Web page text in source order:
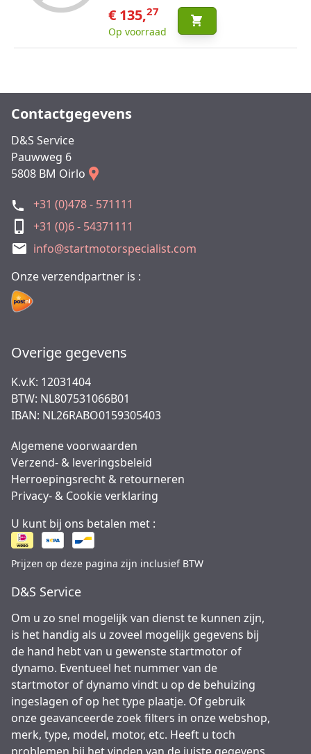
€ 135,27
Op voorraad
Contactgegevens
D&S Service
Pauwweg 6
5808 BM Oirlo
+31 (0)478 - 571111
+31 (0)6 - 54371111
info@startmotorspecialist.com
Onze verzendpartner is :
Overige gegevens
K.v.K: 12031404
BTW: NL807531066B01
IBAN: NL26RABO0159305403
Algemene voorwaarden
Verzend- & leveringsbeleid
Herroepingsrecht & retourneren
Privacy- & Cookie verklaring
U kunt bij ons betalen met :
Prijzen op deze pagina zijn inclusief BTW
D&S Service
Om u zo snel mogelijk van dienst te kunnen zijn,
is het handig als u zoveel mogelijk gegevens bij
de hand hebt van u gewenste startmotor of
dynamo. Eventueel het nummer van de
startmotor of dynamo vindt u op de behuizing
ingeslagen of op het type plaatje. Of gebruik
onze geavanceerde zoek filters in onze webshop,
merk, type, model, motor, etc. Heeft u toch